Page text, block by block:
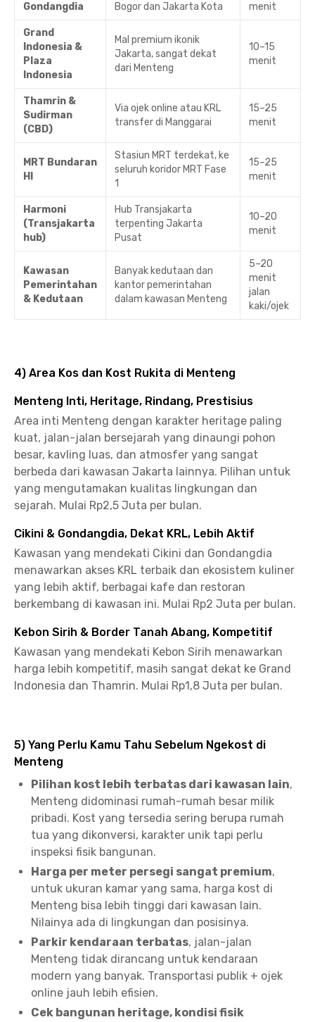
Gondangdia
Bogor dan Jakarta Kota
menit
Grand
Indonesia &
Plaza
Indonesia
Mal premium ikonik
Jakarta, sangat dekat
dari Menteng
10–15
menit
Thamrin &
Sudirman
(CBD)
Via ojek online atau KRL
transfer di Manggarai
15–25
menit
MRT Bundaran
HI
Stasiun MRT terdekat, ke
seluruh koridor MRT Fase
1
15–25
menit
Harmoni
(Transjakarta
hub)
Hub Transjakarta
terpenting Jakarta
Pusat
10–20
menit
Kawasan
Pemerintahan
& Kedutaan
Banyak kedutaan dan
kantor pemerintahan
dalam kawasan Menteng
5–20
menit
jalan
kaki/ojek
4) Area Kos dan Kost Rukita di Menteng
Menteng Inti, Heritage, Rindang, Prestisius
Area inti Menteng dengan karakter heritage paling
kuat, jalan-jalan bersejarah yang dinaungi pohon
besar, kavling luas, dan atmosfer yang sangat
berbeda dari kawasan Jakarta lainnya. Pilihan untuk
yang mengutamakan kualitas lingkungan dan
sejarah. Mulai Rp2,5 Juta per bulan.
Cikini & Gondangdia, Dekat KRL, Lebih Aktif
Kawasan yang mendekati Cikini dan Gondangdia
menawarkan akses KRL terbaik dan ekosistem kuliner
yang lebih aktif, berbagai kafe dan restoran
berkembang di kawasan ini. Mulai Rp2 Juta per bulan.
Kebon Sirih & Border Tanah Abang, Kompetitif
Kawasan yang mendekati Kebon Sirih menawarkan
harga lebih kompetitif, masih sangat dekat ke Grand
Indonesia dan Thamrin. Mulai Rp1,8 Juta per bulan.
5) Yang Perlu Kamu Tahu Sebelum Ngekost di
Menteng
Pilihan kost lebih terbatas dari kawasan lain,
Menteng didominasi rumah-rumah besar milik
pribadi. Kost yang tersedia sering berupa rumah
tua yang dikonversi, karakter unik tapi perlu
inspeksi fisik bangunan.
Harga per meter persegi sangat premium,
untuk ukuran kamar yang sama, harga kost di
Menteng bisa lebih tinggi dari kawasan lain.
Nilainya ada di lingkungan dan posisinya.
Parkir kendaraan terbatas, jalan-jalan
Menteng tidak dirancang untuk kendaraan
modern yang banyak. Transportasi publik + ojek
online jauh lebih efisien.
Cek bangunan heritage, kondisi fisik